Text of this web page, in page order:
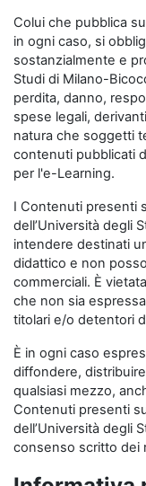
Colui che pubblica
in ogni caso, si
sostanzialmente e
Studi di Milano-
perdita, danno,
spese legali,
natura che soggetti
contenuti pubblicati
per l'e-Learning.
I Contenuti presenti
dell’Università degli
intendere destinati
didattico e non
commerciali. È
che non sia
titolari e/o detentori
È in ogni caso
diffondere,
qualsiasi mezzo,
Contenuti presenti
dell’Università degli
consenso scritto dei